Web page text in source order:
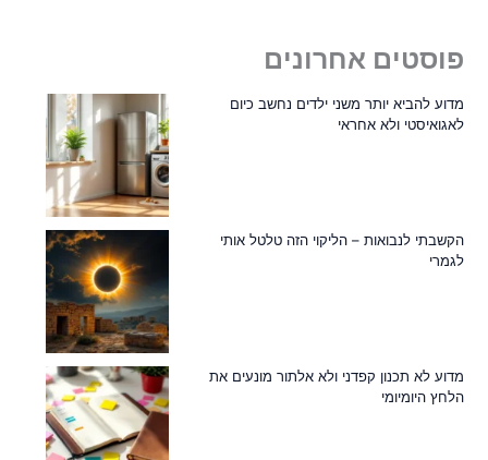
פוסטים אחרונים
מדוע להביא יותר משני ילדים נחשב כיום
לאגואיסטי ולא אחראי
הקשבתי לנבואות – הליקוי הזה טלטל אותי
לגמרי
מדוע לא תכנון קפדני ולא אלתור מונעים את
הלחץ היומיומי